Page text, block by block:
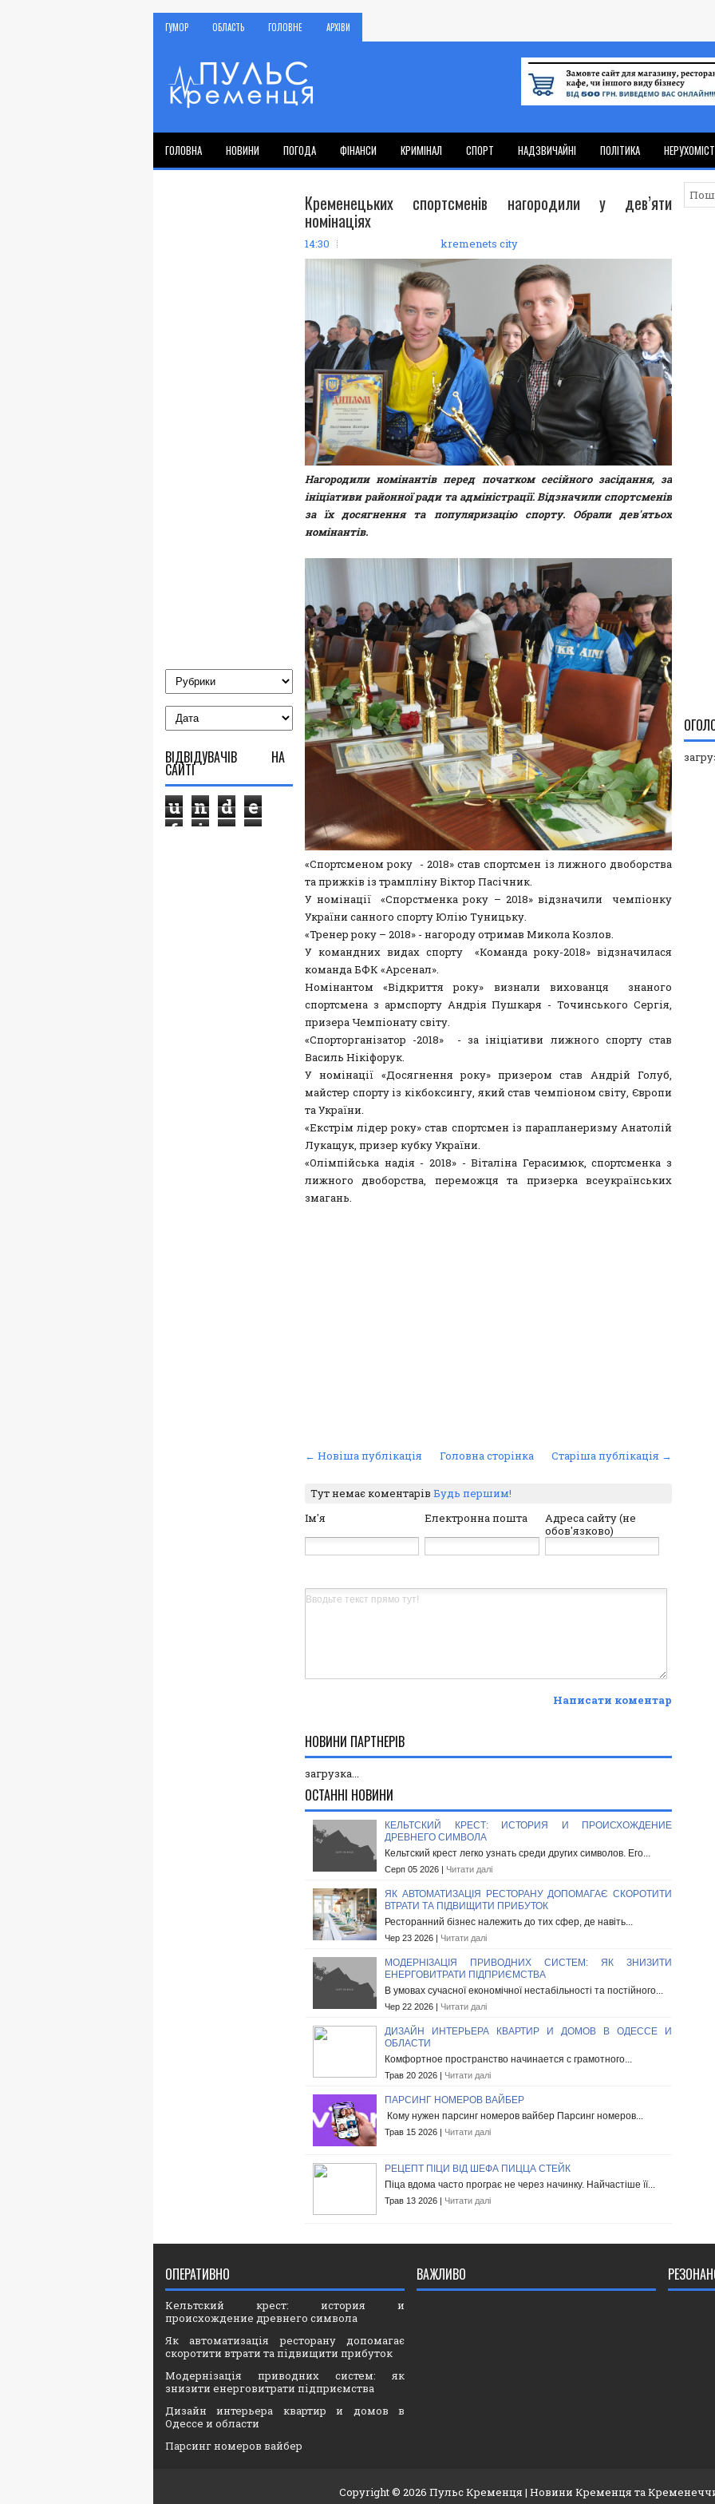
ГУМОР ОБЛАСТЬ ГОЛОВНЕ АРХІВИ
ГОЛОВНА НОВИНИ ПОГОДА ФІНАНСИ КРИМІНАЛ СПОРТ НАДЗВИЧАЙНІ ПОЛІТИКА
Кременецьких спортсменів нагородили у дев’яти
номінаціях
14:30 kremenets city
Нагородили номінантів перед початком сесійного засідання, за
ініціативи районної ради та адміністрації. Відзначили спортсменів
за їх досягнення та популяризацію спорту. Обрали дев'ятьох
номінантів.
«Спортсменом року - 2018» став спортсмен із лижного двоборства
та прижків із трампліну Віктор Пасічник.
У номінації «Спорстменка року – 2018» відзначили чемпіонку
України санного спорту Юлію Туницьку.
«Тренер року – 2018» - нагороду отримав Микола Козлов.
У командних видах спорту «Команда року-2018» відзначилася
команда БФК «Арсенал».
Номінантом «Відкриття року» визнали вихованця знаного
спортсмена з армспорту Андрія Пушкаря - Точинського Сергія,
призера Чемпіонату світу.
«Спорторганізатор -2018» - за ініціативи лижного спорту став
Василь Нікіфорук.
У номінації «Досягнення року» призером став Андрій Голуб,
майстер спорту із кікбоксингу, який став чемпіоном світу, Європи
та України.
«Екстрім лідер року» став спортсмен із парапланеризму Анатолій
Лукащук, призер кубку України.
«Олімпійська надія - 2018» - Віталіна Герасимюк, спортсменка з
лижного двоборства, переможця та призерка всеукраїнських
змагань.
← Новіша публікація Старіша публікація →
Головна сторінка
Тут немає коментарів Будь першим!
Ім'я
Електронна пошта
Адреса сайту (не
обов'язково)
Написати коментар
НОВИНИ ПАРТНЕРІВ
загрузка...
ОСТАННІ НОВИНИ
КЕЛЬТСКИЙ КРЕСТ: ИСТОРИЯ И ПРОИСХОЖДЕНИЕ
ДРЕВНЕГО СИМВОЛА
Кельтский крест легко узнать среди других символов. Его...
Серп 05 2026 | Читати далі
ЯК АВТОМАТИЗАЦІЯ РЕСТОРАНУ ДОПОМАГАЄ СКОРОТИТИ
ВТРАТИ ТА ПІДВИЩИТИ ПРИБУТОК
Ресторанний бізнес належить до тих сфер, де навіть...
Чер 23 2026 | Читати далі
МОДЕРНІЗАЦІЯ ПРИВОДНИХ СИСТЕМ: ЯК ЗНИЗИТИ
ЕНЕРГОВИТРАТИ ПІДПРИЄМСТВА
В умовах сучасної економічної нестабільності та постійного...
Чер 22 2026 | Читати далі
ДИЗАЙН ИНТЕРЬЕРА КВАРТИР И ДОМОВ В ОДЕССЕ И
ОБЛАСТИ
Комфортное пространство начинается с грамотного...
Трав 20 2026 | Читати далі
ПАРСИНГ НОМЕРОВ ВАЙБЕР
Кому нужен парсинг номеров вайбер Парсинг номеров...
Трав 15 2026 | Читати далі
РЕЦЕПТ ПІЦИ ВІД ШЕФА ПИЦЦА СТЕЙК
Піца вдома часто програє не через начинку. Найчастіше її...
Трав 13 2026 | Читати далі
ВІДВІДУВАЧІВ НА
САЙТІ
u n d e
f
i n e
ОПЕРАТИВНО
Кельтский крест: история и
происхождение древнего символа
Як автоматизація ресторану допомагає
скоротити втрати та підвищити прибуток
Модернізація приводних систем: як
знизити енерговитрати підприємства
Дизайн интерьера квартир и домов в
Одессе и области
Парсинг номеров вайбер
ВАЖЛИВО
Copyright © 2026 Пульс Кременця | Новини Кременця та